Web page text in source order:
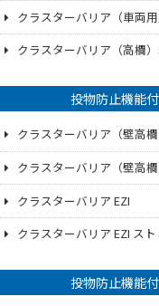
クラスターバリア（車両
クラスターバリア（高欄
投物防止機能
クラスターバリア（壁高欄
クラスターバリア（壁
クラスターバリア EZI
クラスターバリア EZI ス
投物防止機能